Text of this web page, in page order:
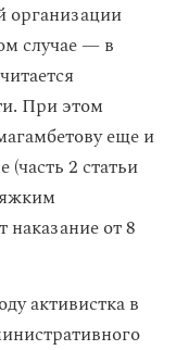
организации
случае — в
При этом
еще и
(часть 2 статьи
наказание от 8
активистка в